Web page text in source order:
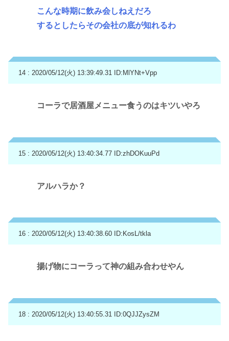
こんな時期に飲み会しねえだろ
するとしたらその会社の底が知れるわ
14 : 2020/05/12(火) 13:39:49.31 ID:MlYNt+Vpp
コーラで居酒屋メニュー食うのはキツいやろ
15 : 2020/05/12(火) 13:40:34.77 ID:zhDOKuuPd
アルハラか？
16 : 2020/05/12(火) 13:40:38.60 ID:KosL/tkla
揚げ物にコーラって神の組み合わせやん
18 : 2020/05/12(火) 13:40:55.31 ID:0QJJZysZM